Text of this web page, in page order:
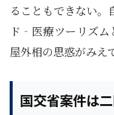
ることもできない
ド‐医療ツーリズム
屋外相の思惑がみえ
国交省案件は